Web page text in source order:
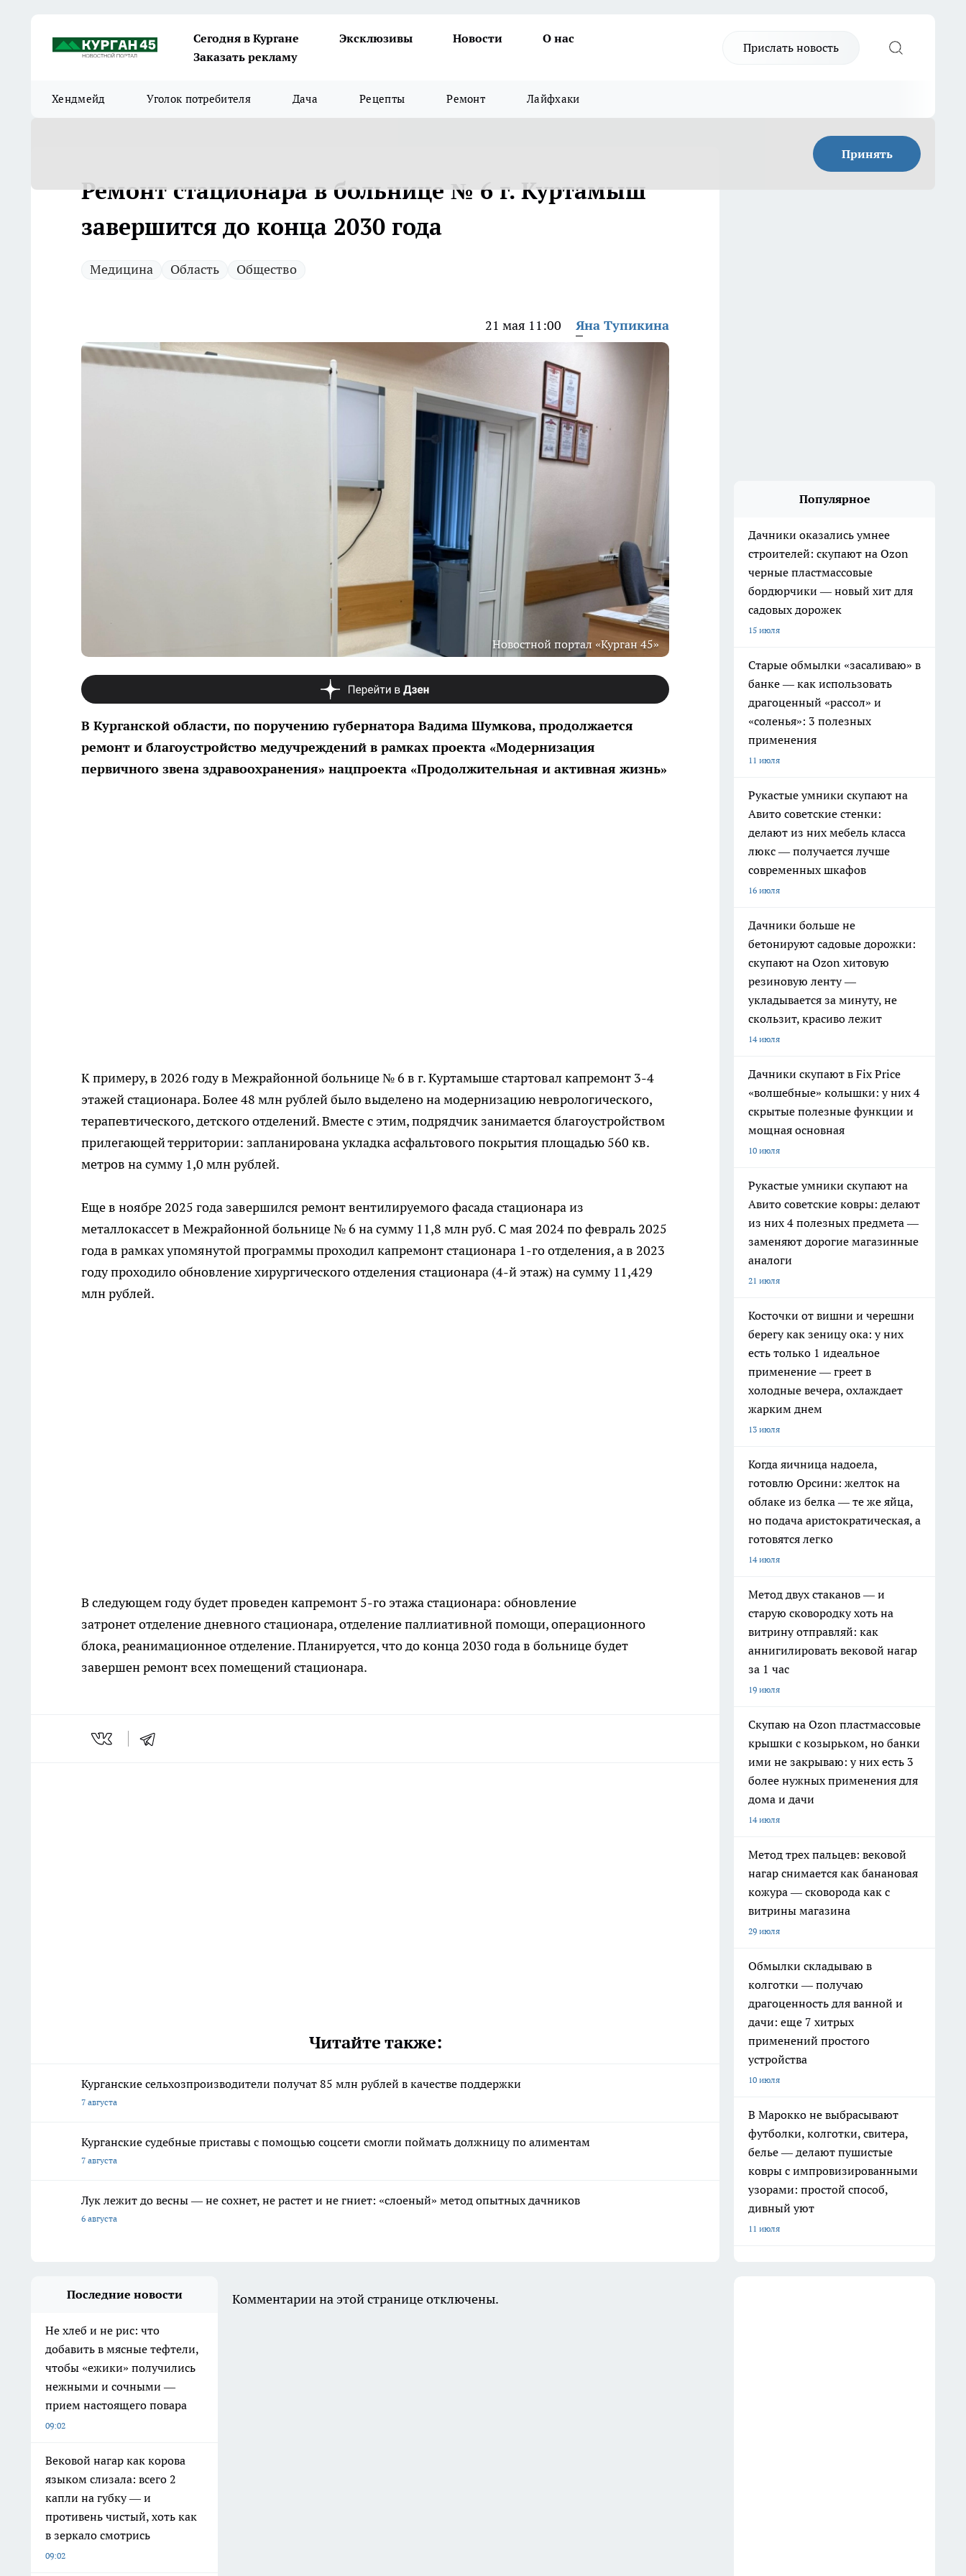
Сегодня в Кургане Эксклюзивы Новости
О нас
Заказать рекламу
Прислать новость
Хендмейд Уголок потребителя Дача Рецепты Ремонт Лайфхаки
Принять
Ремонт стационара в больнице № 6 г. Куртамыш
завершится до конца 2030 года
Медицина Область Общество
21 мая 11:00 Яна Тупикина
Новостной портал «Курган 45»
В Курганской области, по поручению губернатора Вадима Шумкова, продолжается
ремонт и благоустройство медучреждений в рамках проекта «Модернизация
первичного звена здравоохранения» нацпроекта «Продолжительная и активная жизнь»
К примеру, в 2026 году в Межрайонной больнице № 6 в г. Куртамыше стартовал капремонт 3-4
этажей стационара. Более 48 млн рублей было выделено на модернизацию неврологического,
терапевтического, детского отделений. Вместе с этим, подрядчик занимается благоустройством
прилегающей территории: запланирована укладка асфальтового покрытия площадью 560 кв.
метров на сумму 1,0 млн рублей.
Еще в ноябре 2025 года завершился ремонт вентилируемого фасада стационара из
металлокассет в Межрайонной больнице № 6 на сумму 11,8 млн руб. С мая 2024 по февраль 2025
года в рамках упомянутой программы проходил капремонт стационара 1-го отделения, а в 2023
году проходило обновление хирургического отделения стационара (4-й этаж) на сумму 11,429
млн рублей.
В следующем году будет проведен капремонт 5-го этажа стационара: обновление
затронет отделение дневного стационара, отделение паллиативной помощи, операционного
блока, реанимационное отделение. Планируется, что до конца 2030 года в больнице будет
завершен ремонт всех помещений стационара.
Читайте также:
Курганские сельхозпроизводители получат 85 млн рублей в качестве поддержки
7 августа
Курганские судебные приставы с помощью соцсети смогли поймать должницу по алиментам
7 августа
Лук лежит до весны — не сохнет, не растет и не гниет: «слоеный» метод опытных дачников
6 августа
Популярное
Дачники оказались умнее
строителей: скупают на Ozon
черные пластмассовые
бордюрчики — новый хит для
садовых дорожек
15 июля
Старые обмылки «засаливаю» в
банке — как использовать
драгоценный «рассол» и
«соленья»: 3 полезных
применения
11 июля
Рукастые умники скупают на
Авито советские стенки:
делают из них мебель класса
люкс — получается лучше
современных шкафов
16 июля
Дачники больше не
бетонируют садовые дорожки:
скупают на Ozon хитовую
резиновую ленту —
укладывается за минуту, не
скользит, красиво лежит
14 июля
Дачники скупают в Fix Price
«волшебные» колышки: у них 4
скрытые полезные функции и
мощная основная
10 июля
Рукастые умники скупают на
Авито советские ковры: делают
из них 4 полезных предмета —
заменяют дорогие магазинные
аналоги
21 июля
Косточки от вишни и черешни
берегу как зеницу ока: у них
есть только 1 идеальное
применение — греет в
холодные вечера, охлаждает
жарким днем
13 июля
Когда яичница надоела,
готовлю Орсини: желток на
облаке из белка — те же яйца,
но подача аристократическая, а
готовятся легко
14 июля
Метод двух стаканов — и
старую сковородку хоть на
витрину отправляй: как
аннигилировать вековой нагар
за 1 час
19 июля
Скупаю на Ozon пластмассовые
крышки с козырьком, но банки
ими не закрываю: у них есть 3
более нужных применения для
дома и дачи
14 июля
Метод трех пальцев: вековой
нагар снимается как банановая
кожура — сковорода как с
витрины магазина
29 июля
Обмылки складываю в
колготки — получаю
драгоценность для ванной и
дачи: еще 7 хитрых
применений простого
устройства
10 июля
В Марокко не выбрасывают
футболки, колготки, свитера,
белье — делают пушистые
ковры с импровизированными
узорами: простой способ,
дивный уют
11 июля
Последние новости
Не хлеб и не рис: что
добавить в мясные тефтели,
чтобы «ежики» получились
нежными и сочными —
прием настоящего повара
09:02
Вековой нагар как корова
языком слизала: всего 2
капли на губку — и
противень чистый, хоть как
в зеркало смотрись
09:02
Комментарии на этой странице отключены.